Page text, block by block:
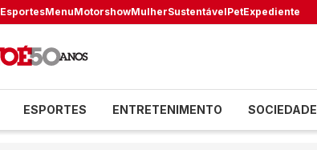
EsportesMenuMotorshowMulherSustentávelPetExpediente
ESPORTES ENTRETENIMENTO SOCIEDADE